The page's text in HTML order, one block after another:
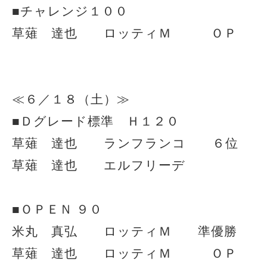
■チャレンジ１００
草薙 達也 ロッティＭ ＯＰ
≪６／１８（土）≫
■Ｄグレード標準 Ｈ１２０
草薙 達也 ランフランコ ６位
草薙 達也 エルフリーデ
■ＯＰＥＮ ９０
米丸 真弘 ロッティＭ 準優勝
草薙 達也 ロッティＭ ＯＰ